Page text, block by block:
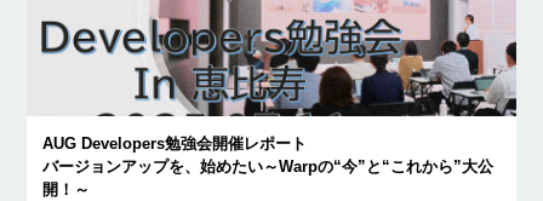
AUG Developers勉強会開催レポート
バージョンアップを、始めたい～Warpの“今”と“これから”大公
開！～